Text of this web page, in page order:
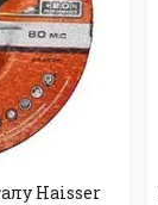
Haisser